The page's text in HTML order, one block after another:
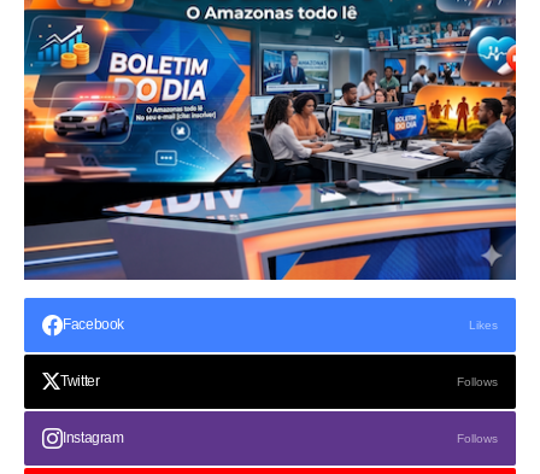
Facebook Likes
Twitter Follows
Instagram Follows